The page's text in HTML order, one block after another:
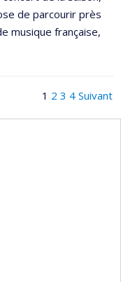
de parcourir près
musique française,
1 2 3 4 Suivant